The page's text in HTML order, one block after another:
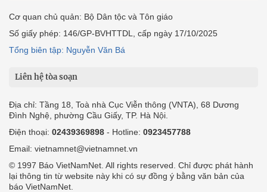
Cơ quan chủ quản: Bộ Dân tộc và Tôn giáo
Số giấy phép: 146/GP-BVHTTDL, cấp ngày 17/10/2025
Tổng biên tập: Nguyễn Văn Bá
Liên hệ tòa soạn
Địa chỉ: Tầng 18, Toà nhà Cục Viễn thông (VNTA), 68 Dương
Đình Nghệ, phường Cầu Giấy, TP. Hà Nội.
Điện thoại: 02439369898 - Hotline: 0923457788
Email: vietnamnet@vietnamnet.vn
© 1997 Báo VietNamNet. All rights reserved. Chỉ được phát hành
lại thông tin từ website này khi có sự đồng ý bằng văn bản của
báo VietNamNet.